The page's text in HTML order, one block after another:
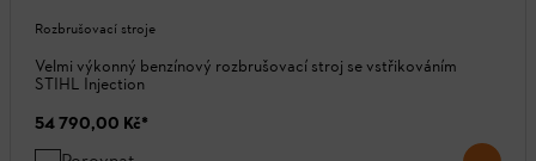
Rozbrušovací stroje
Velmi výkonný benzínový rozbrušovací stroj se vstřikováním
STIHL Injection
54 790,00 Kč*